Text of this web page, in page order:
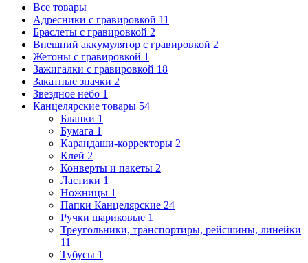
Все товары
Адресники с гравировкой 11
Браслеты с гравировкой 2
Внешний аккумулятор с гравировкой 2
Жетоны с гравировкой 1
Зажигалки с гравировкой 18
Закатные значки 2
Звездное небо 1
Канцелярские товары 54
Бланки 1
Бумага 1
Карандаши-корректоры 2
Клей 2
Конверты и пакеты 2
Ластики 1
Ножницы 1
Папки Канцелярские 24
Ручки шариковые 1
Треугольники, транспортиры, рейсшины, линейки
11
Тубусы 1